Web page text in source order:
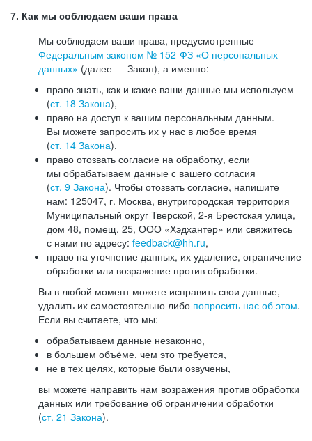
7. Как мы соблюдаем ваши права
Мы соблюдаем ваши права, предусмотренные
Федеральным законом № 152-ФЗ «О персональных
данных» (далее — Закон), а именно:
право знать, как и какие ваши данные мы используем
(ст. 18 Закона),
право на доступ к вашим персональным данным.
Вы можете запросить их у нас в любое время
(ст. 14 Закона),
право отозвать согласие на обработку, если
мы обрабатываем данные с вашего согласия
(ст. 9 Закона). Чтобы отозвать согласие, напишите
нам: 125047, г. Москва, внутригородская территория
Муниципальный округ Тверской, 2-я Брестская улица,
дом 48, помещ. 25, ООО «Хэдхантер» или свяжитесь
с нами по адресу: feedback@hh.ru,
право на уточнение данных, их удаление, ограничение
обработки или возражение против обработки.
Вы в любой момент можете исправить свои данные,
удалить их самостоятельно либо попросить нас об этом.
Если вы считаете, что мы:
обрабатываем данные незаконно,
в большем объёме, чем это требуется,
не в тех целях, которые были озвучены,
вы можете направить нам возражения против обработки
данных или требование об ограничении обработки
(ст. 21 Закона).